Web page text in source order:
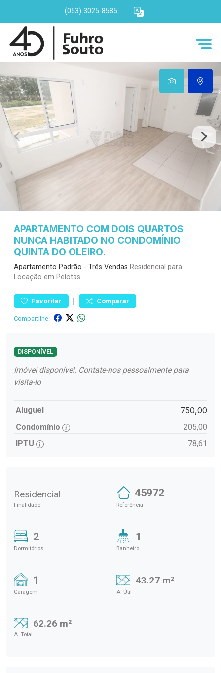
(053) 3025-8585
APARTAMENTO COM DOIS QUARTOS
NUNCA HABITADO NO CONDOMÍNIO
QUINTA DO OLEIRO.
Apartamento Padrão - Três Vendas Residencial para
Locação em Pelotas
Favoritar | Comparar
Compartilhe:
DISPONÍVEL
Imóvel disponível. Contate-nos pessoalmente para
visita-lo
Aluguel 750,00
Condomínio
205,00
IPTU
78,61
Residencial
Finalidade
45972
Referência
2
Dormitórios
1
Banheiro
1
Garagem
43.27 m²
A. Útil
62.26 m²
A. Total